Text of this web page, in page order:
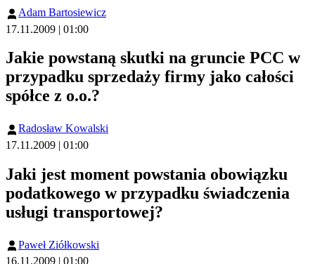
Adam Bartosiewicz
17.11.2009 | 01:00
Jakie powstaną skutki na gruncie PCC w
przypadku sprzedaży firmy jako całości
spółce z o.o.?
Radosław Kowalski
17.11.2009 | 01:00
Jaki jest moment powstania obowiązku
podatkowego w przypadku świadczenia
usługi transportowej?
Paweł Ziółkowski
16.11.2009 | 01:00